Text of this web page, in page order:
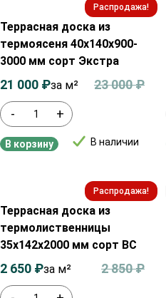
Распродажа!
Террасная доска из
термоясеня 40х140х900-
3000 мм сорт Экстра
- +
В наличии
23 000₽
21 000 ₽за м²
В корзину
Распродажа!
Террасная доска из
термолиственницы
35х142х2000 мм сорт ВС
2 850₽
2 650 ₽за м²